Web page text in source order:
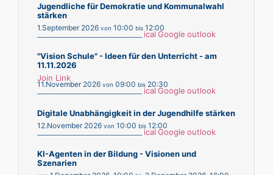
Jugendliche für Demokratie und Kommunalwahl
stärken
1.September 2026 von 10:00 bis 12:00
___________________________________________ ical Google outlook
"Vision Schule" - Ideen für den Unterricht - am
11.11.2026
Join Link
11.November 2026 von 09:00 bis 20:30
ical Google outlook
Digitale Unabhängigkeit in der Jugendhilfe stärken
12.November 2026 von 10:00 bis 12:00
ical Google outlook
KI-Agenten in der Bildung - Visionen und
Szenarien